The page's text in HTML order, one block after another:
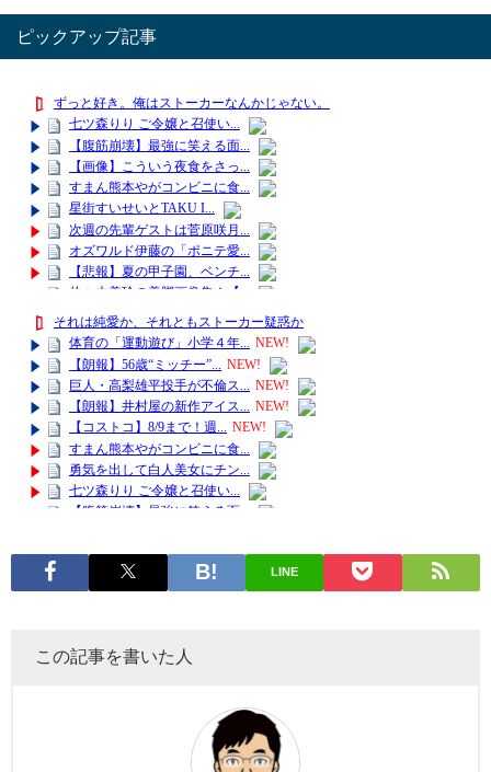
ピックアップ記事
LINE
この記事を書いた人